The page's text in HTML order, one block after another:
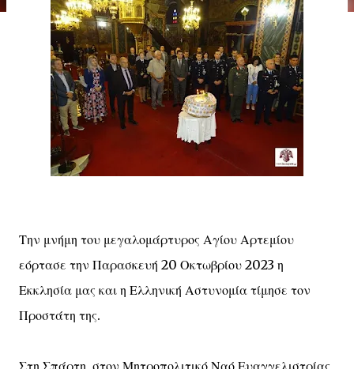
Την μνήμη του μεγαλομάρτυρος Αγίου Αρτεμίου
εόρτασε την Παρασκευή 20 Οκτωβρίου 2023 η
Εκκλησία μας και η Ελληνική Αστυνομία τίμησε τον
Προστάτη της.
Στη Σπάρτη, στον Μητροπολιτικό Ναό Ευαγγελιστρίας,